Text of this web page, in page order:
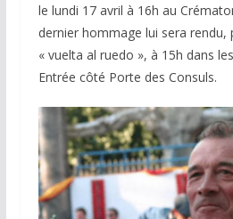
le lundi 17 avril à 16h au
dernier hommage lui sera rendu,
« vuelta al ruedo », à 15h dans
Entrée côté Porte des Consuls.